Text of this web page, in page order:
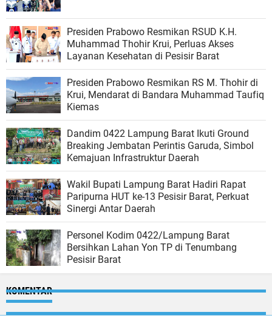
Presiden Prabowo Resmikan RSUD K.H.
Muhammad Thohir Krui, Perluas Akses
Layanan Kesehatan di Pesisir Barat
Presiden Prabowo Resmikan RS M. Thohir di
Krui, Mendarat di Bandara Muhammad Taufiq
Kiemas
Dandim 0422 Lampung Barat Ikuti Ground
Breaking Jembatan Perintis Garuda, Simbol
Kemajuan Infrastruktur Daerah
Wakil Bupati Lampung Barat Hadiri Rapat
Paripurna HUT ke-13 Pesisir Barat, Perkuat
Sinergi Antar Daerah
Personel Kodim 0422/Lampung Barat
Bersihkan Lahan Yon TP di Tenumbang
Pesisir Barat
KOMENTAR